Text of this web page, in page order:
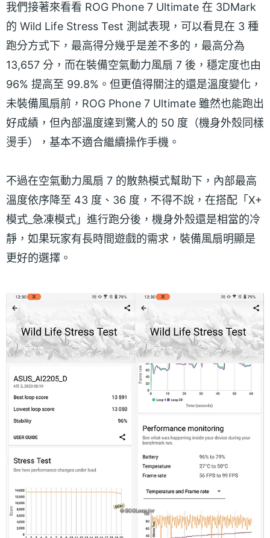
我們接著來看看 ROG Phone 7 Ultimate 在 3DMark
的 Wild Life Stress Test 測試表現，可以看見在 3 種
跑分方式下，最高得分幾乎是差不多的，最高分為
13,657 分，而在裝備空氣動力風扇 7 後，穩定度也由
96% 提高至 99.8%。但更值得關注的還是溫度變化，
未裝備風扇前，ROG Phone 7 Ultimate 雖然也能跑出
好成績，但內部溫度達到驚人的 50 度（機身外殼同樣
燙手），基本不適合繼續操作手機。
不過在空氣動力風扇 7 的散熱模式幫助下，內部最高
溫度依序降至 43 度、36 度，不得不說，在搭配「X+
模式_急凍模式」進行跑分後，機身外殼還是相當的冷
靜，如果玩家有長時間遊戲的需求，裝備風扇明顯是
更好的選擇。